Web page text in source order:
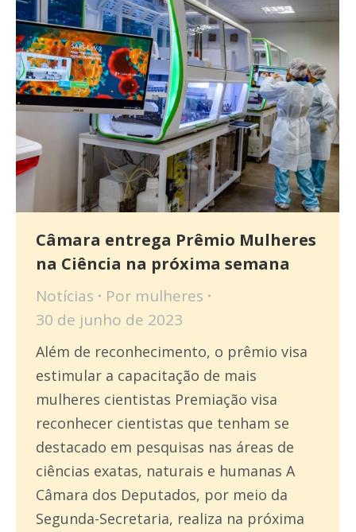
Câmara entrega Prêmio Mulheres
na Ciência na próxima semana
Notícias Por mulheres
30 de junho de 2023
Além de reconhecimento, o prêmio visa
estimular a capacitação de mais
mulheres cientistas Premiação visa
reconhecer cientistas que tenham se
destacado em pesquisas nas áreas de
ciências exatas, naturais e humanas A
Câmara dos Deputados, por meio da
Segunda-Secretaria, realiza na próxima